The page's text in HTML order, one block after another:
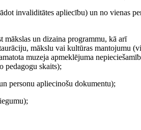
invaliditātes apliecību) un no vienas
un dizaina programmu, kā arī
mākslu vai kultūras mantojumu
muzeja apmeklējuma
pedagogu skaits);
personu apliecinošu dokumentu);